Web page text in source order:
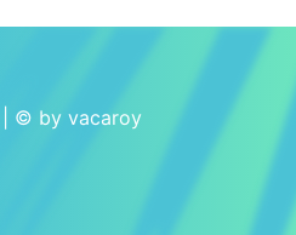
| © by vacaroy